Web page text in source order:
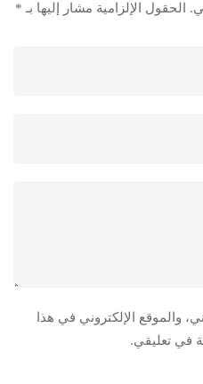
الحقول الإلزامية مشار إليها بـ *
والموقع الإلكتروني في هذا
في تعليقي.